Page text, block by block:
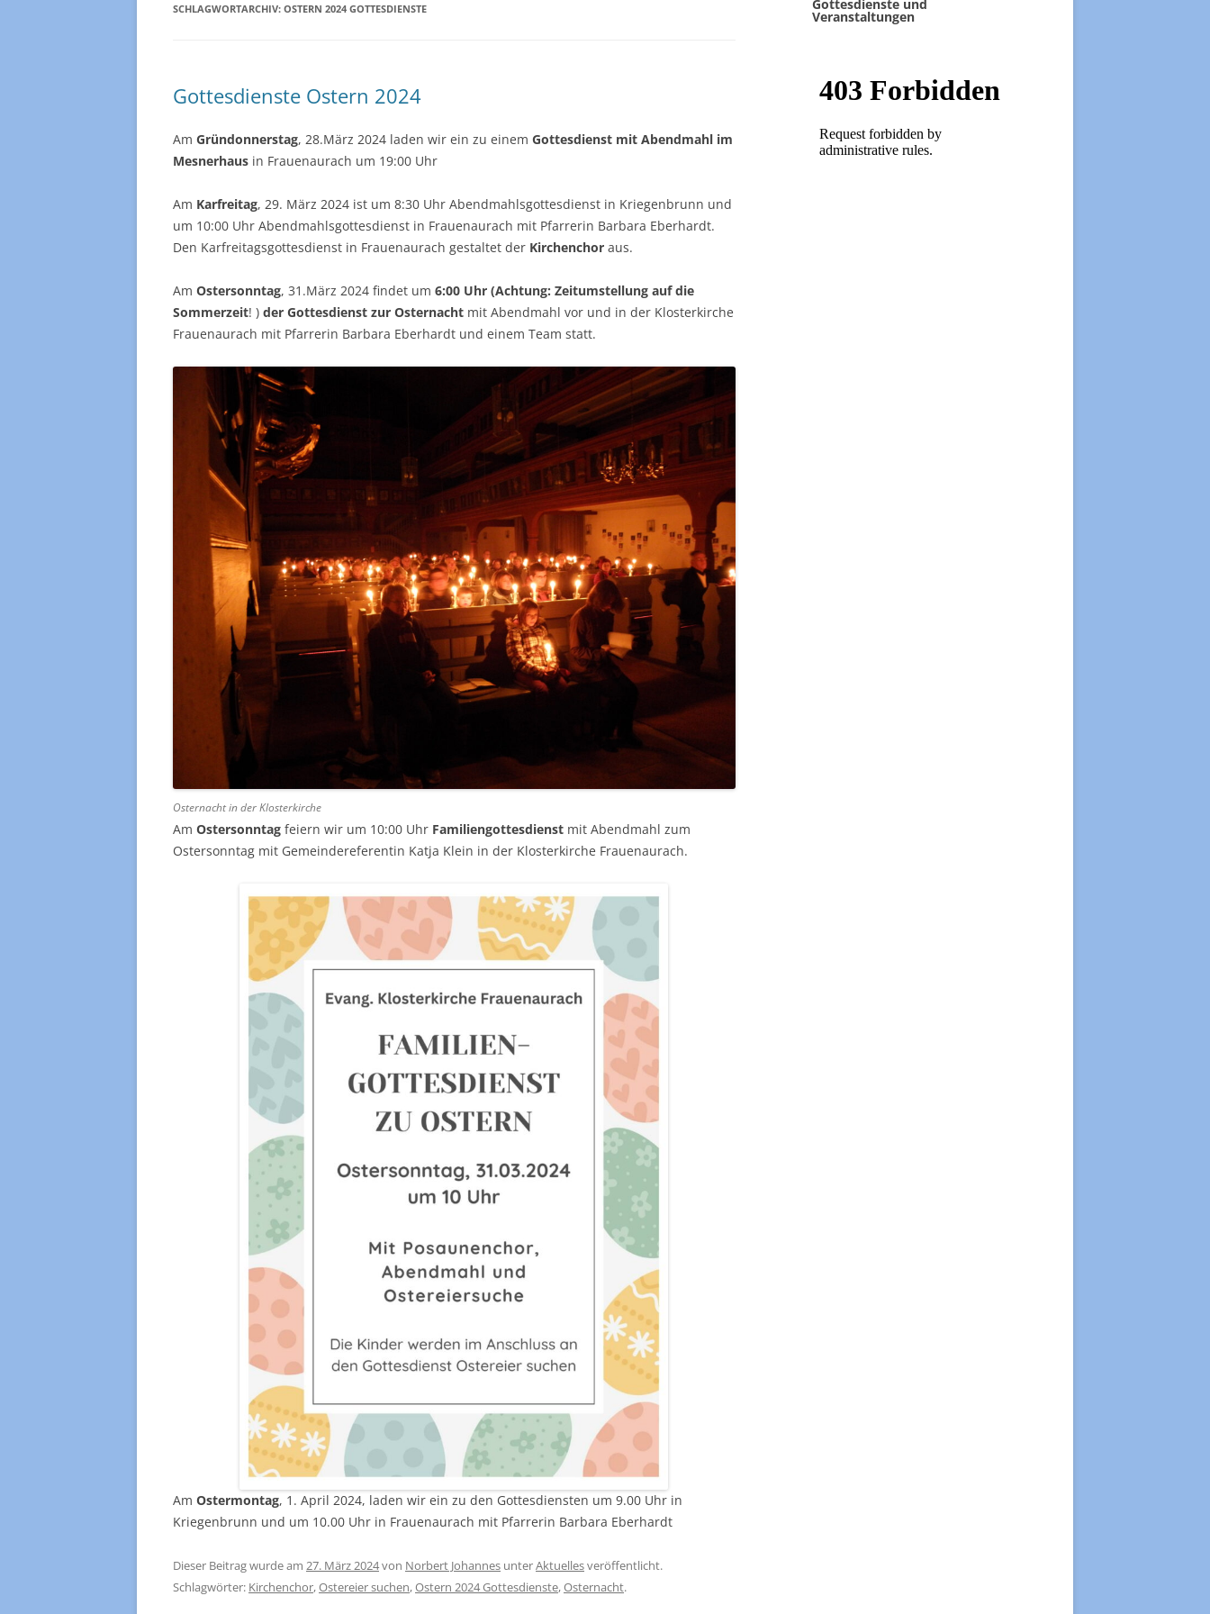
GEMEINDEBRIEF KIRCHENCHOR
KINDER UND JUGEND
HAUSKREISE
EINE-WELT-VERKAUF
FLÖTENKREIS
FRAUENGRUPPEN
LINDE IN HÜTTENDORF
SCHLAGWORTARCHIV: OSTERN 2024 GOTTESDIENSTE
Gottesdienste Ostern 2024
Am Gründonnerstag, 28.März 2024 laden wir ein zu einem Gottesdienst mit Abendmahl im
Mesnerhaus in Frauenaurach um 19:00 Uhr
Am Karfreitag, 29. März 2024 ist um 8:30 Uhr Abendmahlsgottesdienst in Kriegenbrunn und
um 10:00 Uhr Abendmahlsgottesdienst in Frauenaurach mit Pfarrerin Barbara Eberhardt.
Den Karfreitagsgottesdienst in Frauenaurach gestaltet der Kirchenchor aus.
Am Ostersonntag, 31.März 2024 findet um 6:00 Uhr (Achtung: Zeitumstellung auf die
Sommerzeit! ) der Gottesdienst zur Osternacht mit Abendmahl vor und in der Klosterkirche
Frauenaurach mit Pfarrerin Barbara Eberhardt und einem Team statt.
Osternacht in der Klosterkirche
Am Ostersonntag feiern wir um 10:00 Uhr Familiengottesdienst mit Abendmahl zum
Ostersonntag mit Gemeindereferentin Katja Klein in der Klosterkirche Frauenaurach.
Am Ostermontag, 1. April 2024, laden wir ein zu den Gottesdiensten um 9.00 Uhr in
Kriegenbrunn und um 10.00 Uhr in Frauenaurach mit Pfarrerin Barbara Eberhardt
Dieser Beitrag wurde am 27. März 2024von Norbert Johannes unterAktuellesveröffentlicht.
Schlagwörter: Kirchenchor,Ostereier suchen,Ostern 2024 Gottesdienste,Osternacht.
Gottesdienste und
Veranstaltungen